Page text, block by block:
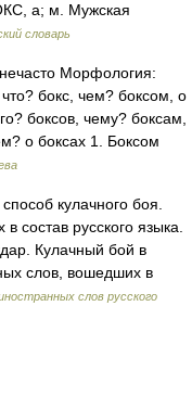
а; м. Мужская
словарь
Морфология:
бокс, чем? боксом, о
боксов, чему? боксам,
о боксах 1. Боксом
кулачного боя.
состав русского языка.
Кулачный бой в
слов, вошедших в
слов русского